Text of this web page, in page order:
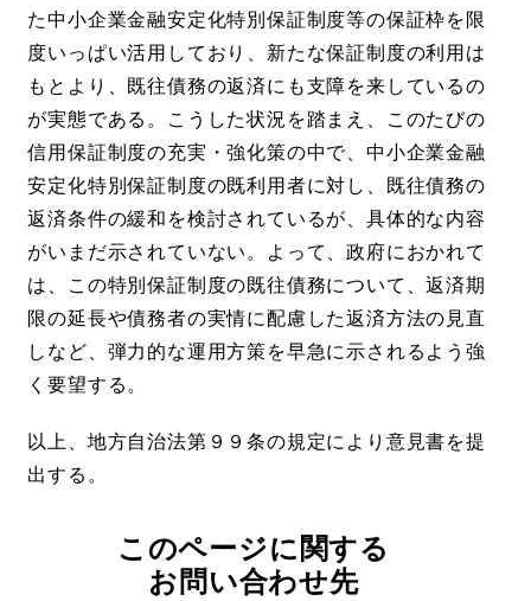
た中小企業金融安定化特別保証制度等の保証枠を限
度いっぱい活用しており、新たな保証制度の利用は
もとより、既往債務の返済にも支障を来しているの
が実態である。こうした状況を踏まえ、このたびの
信用保証制度の充実・強化策の中で、中小企業金融
安定化特別保証制度の既利用者に対し、既往債務の
返済条件の緩和を検討されているが、具体的な内容
がいまだ示されていない。よって、政府におかれて
は、この特別保証制度の既往債務について、返済期
限の延長や債務者の実情に配慮した返済方法の見直
しなど、弾力的な運用方策を早急に示されるよう強
く要望する。
以上、地方自治法第９９条の規定により意見書を提
出する。
このページに関する
お問い合わせ先